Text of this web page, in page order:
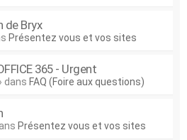
de Bryx
Présentez vous et vos sites
365 - Urgent
dans FAQ (Foire aux questions)
Présentez vous et vos sites